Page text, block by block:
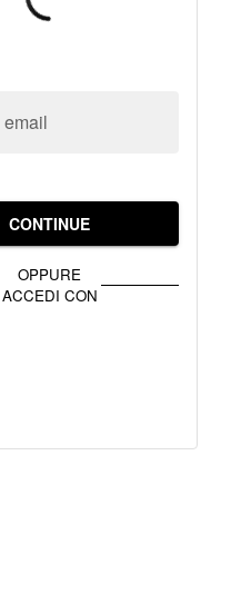
CONTINUE
OPPURE
ACCEDI CON